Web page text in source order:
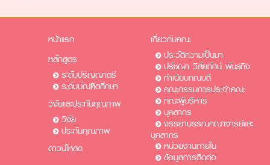
หน้าแรก
หลักสูตร
ระดับปริญญาตรี
ระดับบัณฑิตศึกษา
วิจัยและประกันคุณภาพ
วิจัย
ประกันคุณภาพ
ดาวน์โหลด
เกี่ยวกับคณะ
ประวัติความเป็นมา
ปรัชญา วิสัยทัศน์ พันธกิจ
ทำเนียบคณบดี
คณะกรรมการประจำคณะ
คณะผู้บริหาร
บุคลากร
จรรยาบรรณคณาจารย์และ
บุคลากร
หน่วยงานภายใน
ข้อมูลการติดต่อ